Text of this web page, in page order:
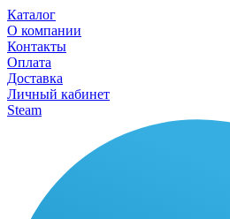
Каталог
О компании
Контакты
Оплата
Доставка
Личный кабинет
Steam